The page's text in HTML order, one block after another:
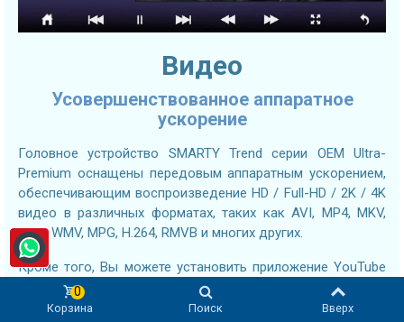
Видео
Усовершенствованное аппаратное
ускорение
Головное устройство SMARTY Trend серии OEM Ultra-
Premium оснащены передовым аппаратным ускорением,
обеспечивающим воспроизведение HD / Full-HD / 2K / 4K
видео в различных форматах, таких как AVI, MP4, MKV,
MOV, WMV, MPG, H.264, RMVB и многих других.
Кроме того, Вы можете установить приложение YouTube
или любой другой сторонний видеоплеер по Вашему
выбору из Google Play Store, что расширит Ваши
Корзина
0
Поиск Вверх